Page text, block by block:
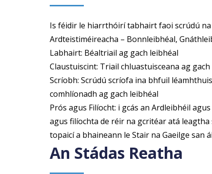
Is féidir le hiarrthóirí tabhairt faoi scrúdú
Ardteistiméireacha – Bonnleibhéal,
Labhairt: Béaltriail ag gach leibhéal
Claustuiscint: Triail chluastuisceana ag
Scríobh: Scrúdú scríofa ina bhfuil
comhlíonadh ag gach leibhéal
Prós agus Filíocht: i gcás an Ardleibhéil
agus filíochta de réir na gcritéar atá
topaicí a bhaineann le Stair na Gaeilge san
An Stádas Reatha